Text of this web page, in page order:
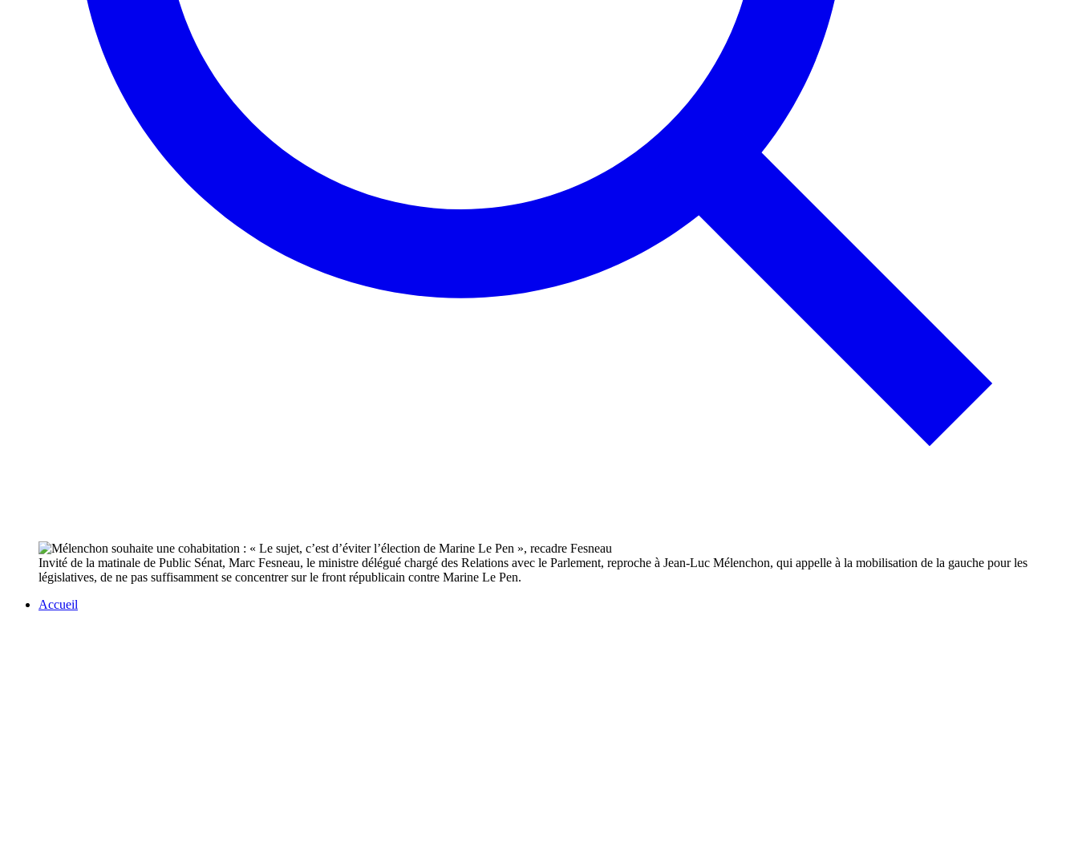
Invité de la matinale de Public Sénat, Marc Fesneau, le ministre délégué chargé des Relations avec le Parlement, reproche à Jean-Luc Mélenchon, qui appelle à la mobilisation de la gauche pour les
législatives, de ne pas suffisamment se concentrer sur le front républicain contre Marine Le Pen.
Accueil